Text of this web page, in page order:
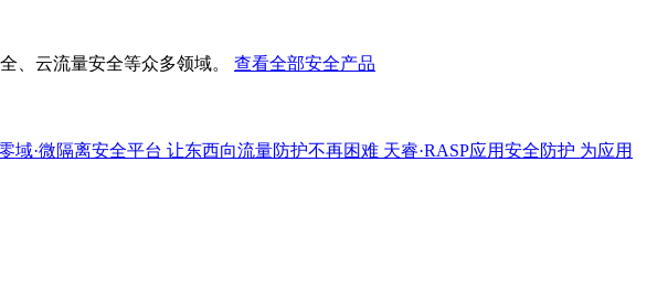
、云流量安全等众多领域。 查看全部安全产品
域·微隔离安全平台 让东西向流量防护不再困难 天睿·RASP应用安全防护 为应用